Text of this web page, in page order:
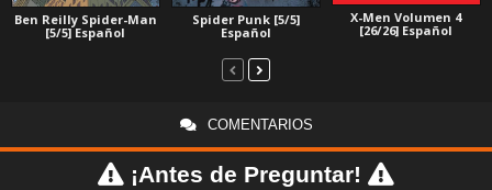
Ben Reilly Spider-Man
[5/5] Español
Spider Punk [5/5]
Español
X-Men Volumen 4
[26/26] Español
COMENTARIOS
¡Antes de Preguntar!